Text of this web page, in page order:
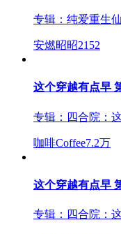
专辑： 纯爱重生
安燃昭昭2152
这个穿越有点早
专辑： 四合院：
咖啡Coffee7.2万
这个穿越有点早
专辑： 四合院：